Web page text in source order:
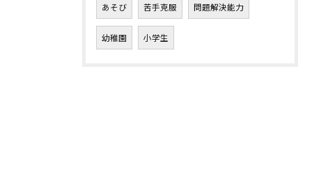
あそび 苦手克服 問題解決能力
幼稚園 小学生